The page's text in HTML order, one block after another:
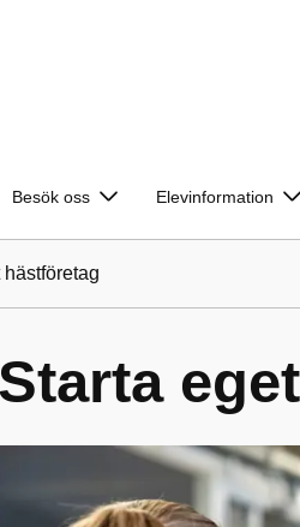
Besök oss Elevinformation
Starta